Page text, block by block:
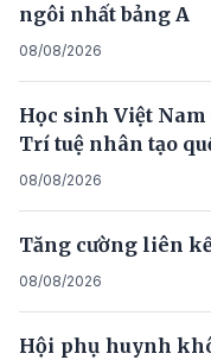
ngôi nhất bảng A
08/08/2026
Học sinh Việt
Trí tuệ nhân tạo
08/08/2026
Tăng cường liên
08/08/2026
Hội phụ huynh